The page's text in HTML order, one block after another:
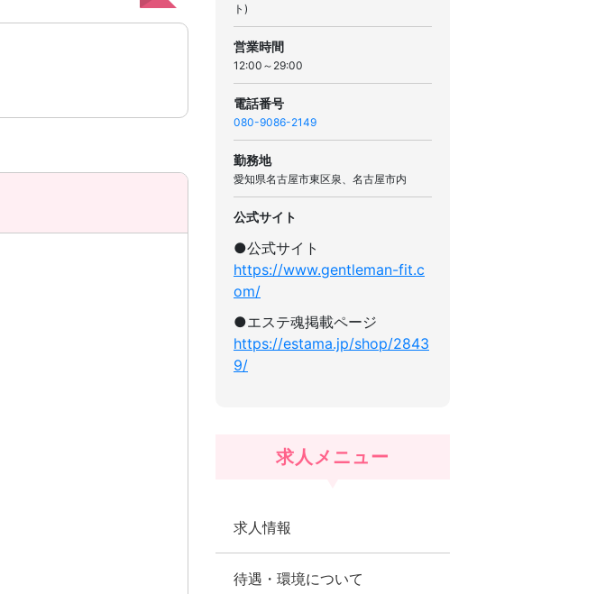
ト)
営業時間
12:00～29:00
電話番号
080-9086-2149
勤務地
愛知県名古屋市東区泉、名古屋市内
公式サイト
●公式サイト
https://www.gentleman-fit.c
om/
●エステ魂掲載ページ
https://estama.jp/shop/2843
9/
求人メニュー
求人情報
待遇・環境について